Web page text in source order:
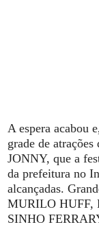
A espera acabou
grade de
JONNY, que a
da prefeitura no
alcançadas.
MURILO HUFF,
SINHO